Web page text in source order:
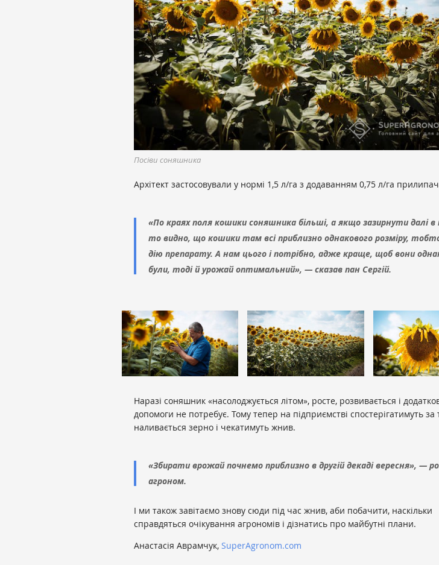
Посіви соняшника
Архітект застосовували у нормі 1,5 л/га з додаванням 0,75 л/га
«По краях поля кошики соняшника більші, а якщо зазирнути далі в
то видно, що кошики там всі приблизно однакового розміру,
дію препарату. А нам цього і потрібно, адже краще, щоб вони
були, тоді й урожай оптимальний», — сказав пан Сергій.
Наразі соняшник «насолоджується літом», росте, розвивається і
допомоги не потребує. Тому тепер на підприємстві спостерігатимуть за
наливається зерно і чекатимуть жнив.
«Збирати врожай почнемо приблизно в другій декаді вересня», —
агроном.
І ми також завітаємо знову сюди під час жнив, аби побачити, наскільки
справдяться очікування агрономів і дізнатись про майбутні плани.
Анастасія Аврамчук, SuperAgronom.com